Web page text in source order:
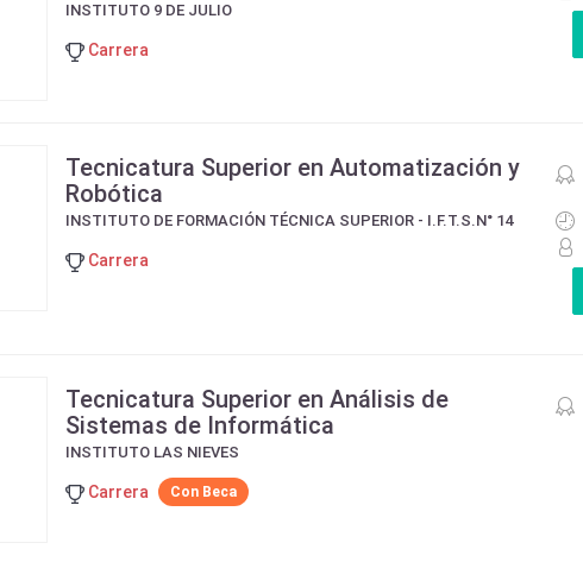
INSTITUTO 9 DE JULIO
Carrera
Tecnicatura Superior en Automatización y
Robótica
INSTITUTO DE FORMACIÓN TÉCNICA SUPERIOR - I.F.T.S.N° 14
Carrera
Tecnicatura Superior en Análisis de
Sistemas de Informática
INSTITUTO LAS NIEVES
Carrera Con Beca